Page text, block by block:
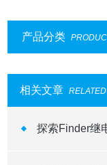
产品分类
相关文章
探索Finder继